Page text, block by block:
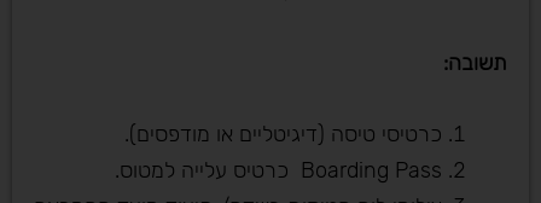
תשובה:
כרטיסי טיסה (דיגיטליים או מודפסים).
Boarding Pass כרטיס עלייה למטוס.